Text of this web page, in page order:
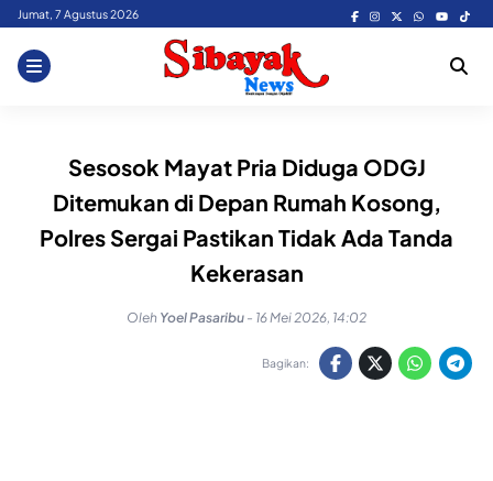
Skip
content
Jumat, 7 Agustus 2026
Sesosok Mayat Pria Diduga ODGJ
Ditemukan di Depan Rumah Kosong,
Polres Sergai Pastikan Tidak Ada Tanda
Kekerasan
Oleh Yoel Pasaribu - 16 Mei 2026, 14:02
Bagikan: